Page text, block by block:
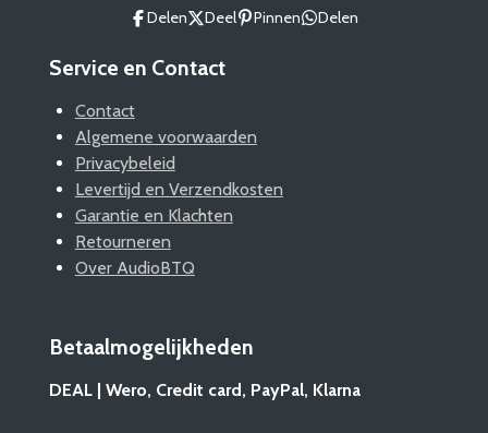
Delen Deel Pinnen Delen
Service en Contact
Contact
Algemene voorwaarden
Privacybeleid
Levertijd en Verzendkosten
Garantie en Klachten
Retourneren
Over AudioBTQ
Betaalmogelijkheden
DEAL | Wero, Credit card, PayPal, Klarna